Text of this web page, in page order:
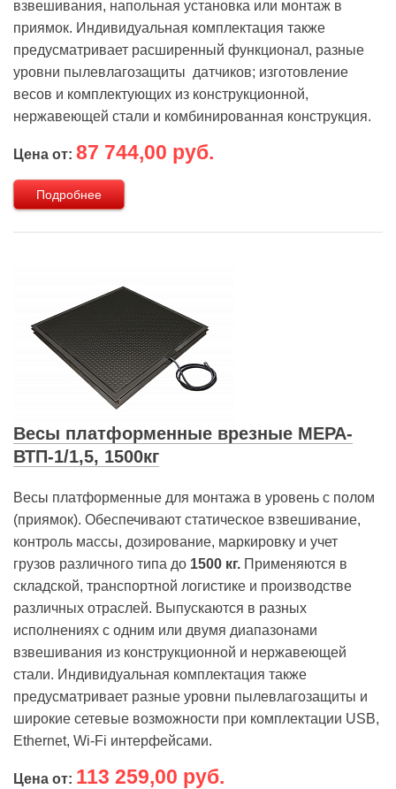
взвешивания, напольная установка или монтаж в
приямок. Индивидуальная комплектация также
предусматривает расширенный функционал, разные
уровни пылевлагозащиты датчиков; изготовление
весов и комплектующих из конструкционной,
нержавеющей стали и комбинированная конструкция.
Цена от: 87 744,00 руб.
Подробнее
Весы платформенные врезные МЕРА-
ВТП-1/1,5, 1500кг
Весы платформенные для монтажа в уровень с полом
(приямок). Обеспечивают статическое взвешивание,
контроль массы, дозирование, маркировку и учет
грузов различного типа до 1500 кг. Применяются в
складской, транспортной логистике и производстве
различных отраслей. Выпускаются в разных
исполнениях с одним или двумя диапазонами
взвешивания из конструкционной и нержавеющей
стали. Индивидуальная комплектация также
предусматривает разные уровни пылевлагозащиты и
широкие сетевые возможности при комплектации USB,
Ethernet, Wi-Fi интерфейсами.
Цена от: 113 259,00 руб.